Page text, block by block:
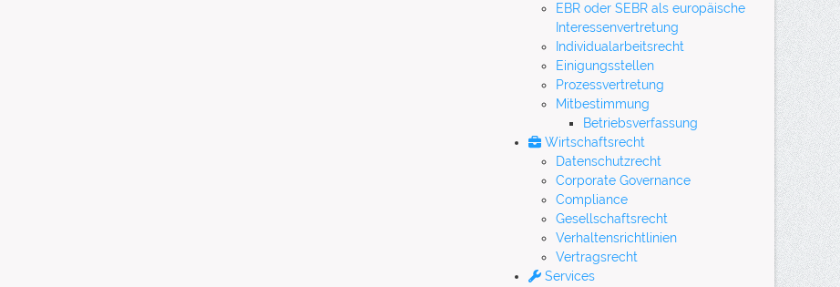
EBR oder SEBR als europäische
Interessenvertretung
Individualarbeitsrecht
Einigungsstellen
Prozessvertretung
Mitbestimmung
Betriebsverfassung
Wirtschaftsrecht
Datenschutzrecht
Corporate Governance
Compliance
Gesellschaftsrecht
Verhaltensrichtlinien
Vertragsrecht
Services